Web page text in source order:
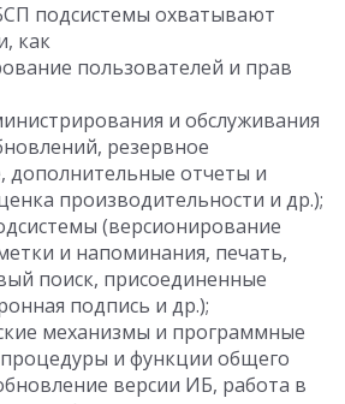
подсистемы охватывают
как
пользователей и прав
и обслуживания
резервное
дополнительные отчеты и
производительности и др.);
(версионирование
и напоминания, печать,
поиск, присоединенные
подпись и др.);
механизмы и программные
и функции общего
версии ИБ, работа в